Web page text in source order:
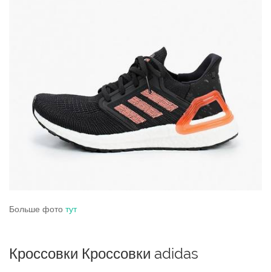
Больше фото тут
Кроссовки Кроссовки adidas